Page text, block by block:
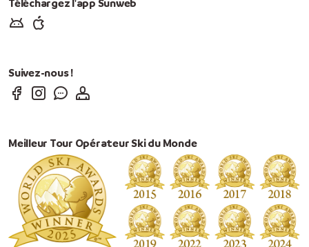
Suivez-nous !
Meilleur Tour Opérateur Ski du Monde